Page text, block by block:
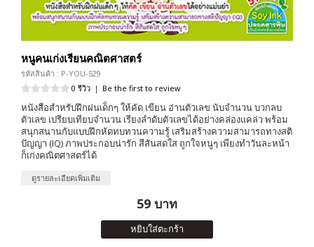
หนูคนเก่งเรียนคณิตศาสตร์
รหัสสินค้า : P-YOU-529
0 รีวิว | Be the first to review
หนังสือสำหรับฝึกฝนเด็กๆ ให้คัด เขียน อ่านตัวเลข นับจำนวน บวกลบ
ตัวเลข เปรียบเทียบจำนวน เรียงลำดับตัวเลขได้อย่างคล่องแคล่ว พร้อม
สนุกสนานกับแบบฝึกหัดทบทวนความรู้ เสริมสร้างความสามารถทางสติ
ปัญญา (IQ) ภาพประกอบน่ารัก สีสันสดใส ถูกใจหนูๆ เพียงทำวันละหน้า
ก็เก่งคณิตศาสตร์ได้
ดูรายละเอียดเพิ่มเติม
59 บาท
หยิบใส่ตะกร้า